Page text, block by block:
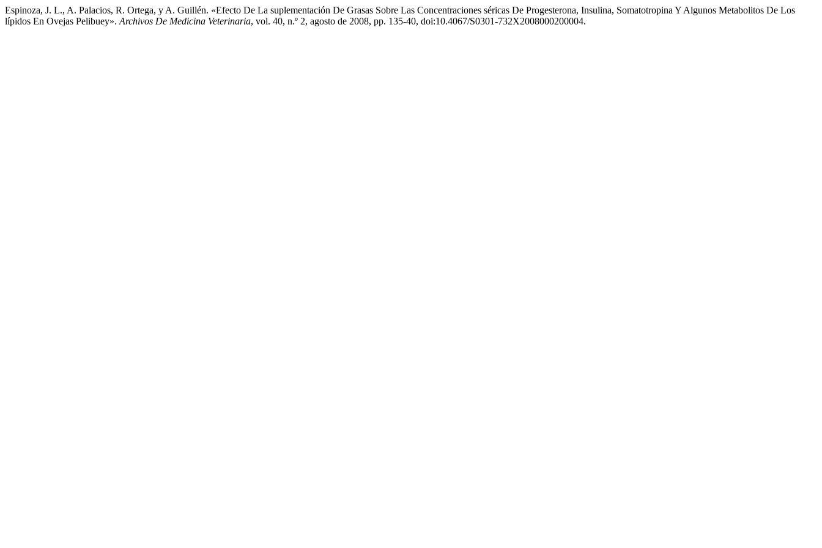
Espinoza, J. L., A. Palacios, R. Ortega, y A. Guillén. «Efecto De La suplementación De Grasas Sobre Las Concentraciones séricas De Progesterona, Insulina, Somatotropina Y Algunos Metabolitos De Los
lípidos En Ovejas Pelibuey». Archivos De Medicina Veterinaria, vol. 40, n.º 2, agosto de 2008, pp. 135-40, doi:10.4067/S0301-732X2008000200004.